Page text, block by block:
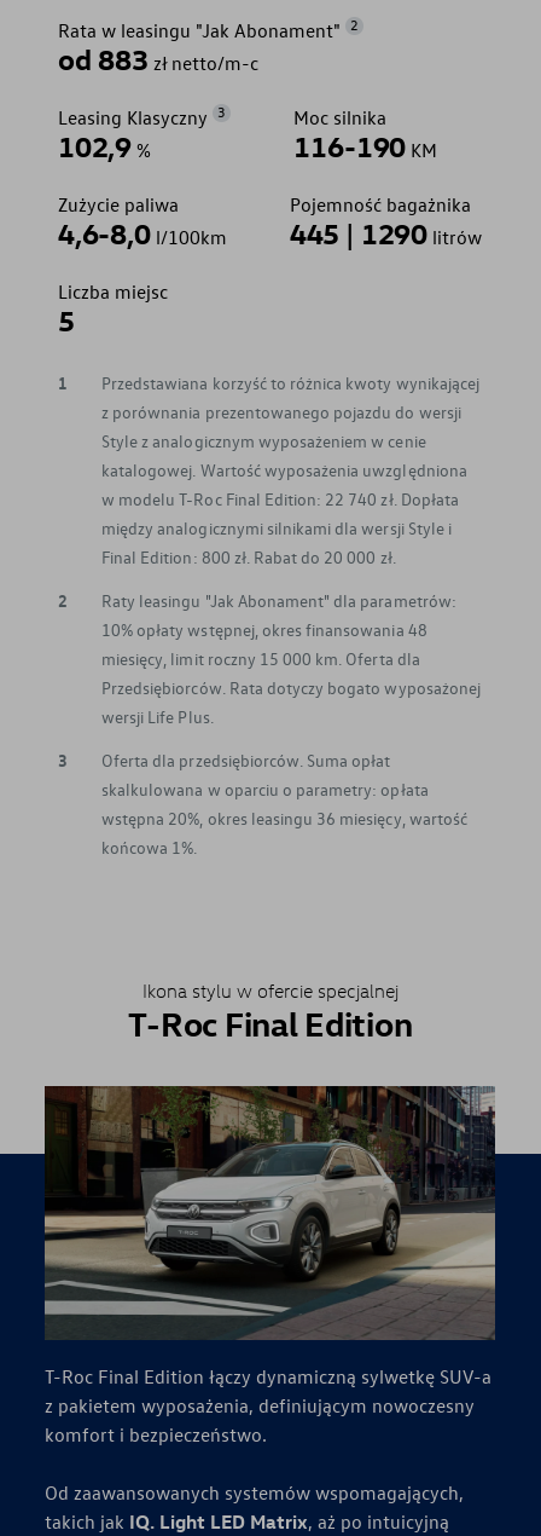
Rata w leasingu "Jak Abonament" 2
od 883 zł netto/m-c
Leasing Klasyczny 3
102,9 %
Moc silnika
116-190 KM
Zużycie paliwa
4,6-8,0 l/100km
Pojemność bagażnika
445 | 1290 litrów
Liczba miejsc
5
1
Przedstawiana korzyść to różnica kwoty wynikającej
z porównania prezentowanego pojazdu do wersji
Style z analogicznym wyposażeniem w cenie
katalogowej. Wartość wyposażenia uwzględniona
w modelu T-Roc Final Edition: 22 740 zł. Dopłata
między analogicznymi silnikami dla wersji Style i
Final Edition: 800 zł. Rabat do 20 000 zł.
2
Raty leasingu "Jak Abonament" dla parametrów:
10% opłaty wstępnej, okres finansowania 48
miesięcy, limit roczny 15 000 km. Oferta dla
Przedsiębiorców. Rata dotyczy bogato wyposażonej
wersji Life Plus.
3
Oferta dla przedsiębiorców. Suma opłat
skalkulowana w oparciu o parametry: opłata
wstępna 20%, okres leasingu 36 miesięcy, wartość
końcowa 1%.
Ikona stylu w ofercie specjalnej
T-Roc Final Edition
T-Roc Final Edition łączy dynamiczną sylwetkę SUV-a
z pakietem wyposażenia, definiującym nowoczesny
komfort i bezpieczeństwo.
Od zaawansowanych systemów wspomagających,
takich jak IQ. Light LED Matrix, aż po intuicyjną